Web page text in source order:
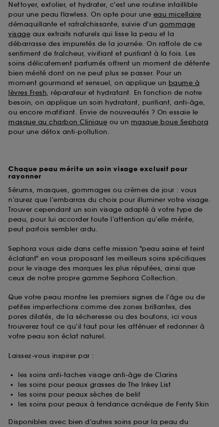
Nettoyer, exfolier, et hydrater, c'est une routine infaillible
pour une peau flawless. On opte pour une eau micellaire
démaquillante et rafraîchissante, suivie d'un gommage
visage aux extraits naturels qui lisse la peau et la
débarrasse des impuretés de la journée. On raffole de ce
sentiment de fraîcheur, vivifiant et purifiant à la fois. Les
soins délicatement parfumés offrent un moment de détente
bien mérité dont on ne peut plus se passer. Pour un
moment gourmand et sensuel, on applique un baume à
lèvres Fresh, réparateur et hydratant. En fonction de notre
besoin, on applique un soin hydratant, purifiant, anti-âge,
ou encore matifiant. Envie de nouveautés ? On essaie le
masque au charbon Clinique ou un masque boue Sephora
pour une détox anti-pollution.
Chaque peau mérite un soin visage exclusif pour
rayonner
Sérums, masques, gommages ou crèmes de jour : vous
n’aurez que l’embarras du choix pour illuminer votre visage.
Trouver cependant un soin visage adapté à votre type de
peau, pour lui accorder toute l’attention qu’elle mérite,
peut parfois sembler ardu.
Sephora vous aide dans cette mission "peau saine et teint
éclatant" en vous proposant les meilleurs soins spécifiques
pour le visage des marques les plus réputées, ainsi que
ceux de notre propre gamme Sephora Collection.
Que votre peau montre les premiers signes de l’âge ou de
petites imperfections comme des zones brillantes, des
pores dilatés, de la sécheresse ou des boutons, ici vous
trouverez tout ce qu’il faut pour les atténuer et redonner à
votre peau son éclat naturel.
Laissez-vous inspirer par :
les soins anti-taches visage anti-âge de Clarins
les soins pour peaux grasses de The Inkey List
les soins pour peaux sèches de belif
les soins pour peaux à tendance acnéique de Fenty Skin
Disponibles avec bien d’autres soins pour la peau du